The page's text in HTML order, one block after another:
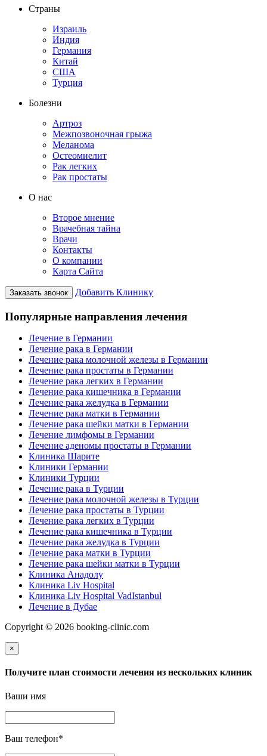
Страны
Израиль
Индия
Германия
Китай
США
Турция
Болезни
Артроз
Межпозвоночная грыжа
Меланома
Остеомиелит
Рак легких
Рак простаты
О нас
Второе мнение
Врачебная тайна
Врачи
Контакты
О компании
Карта Сайта
Заказать звонок Добавить Клинику
Популярные направления лечения
Лечение в Германии
Лечение рака в Германии
Лечение рака молочной железы в Германии
Лечение рака простаты в Германии
Лечение рака легких в Германии
Лечение рака кишечника в Германии
Лечение рака желудка в Германии
Лечение рака матки в Германии
Лечение рака шейки матки в Германии
Лечение лимфомы в Германии
Лечение аденомы простаты в Германии
Клиника Шарите
Клиники Германии
Клиники Турции
Лечение рака в Турции
Лечение рака молочной железы в Турции
Лечение рака простаты в Турции
Лечение рака легких в Турции
Лечение рака кишечника в Турции
Лечение рака желудка в Турции
Лечение рака матки в Турции
Лечение рака шейки матки в Турции
Клиника Анадолу
Клиника Liv Hospital
Клиника Liv Hospital VadIstanbul
Лечение в Дубае
Copyright © 2026 booking-clinic.com
×
Получите план стоимости лечения из нескольких клиник
Ваши имя
Ваш телефон*